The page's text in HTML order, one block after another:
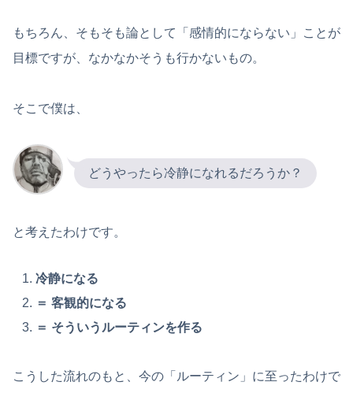
もちろん、そもそも論として「感情的にならない」ことが
目標ですが、なかなかそうも行かないもの。
そこで僕は、
どうやったら冷静になれるだろうか？
と考えたわけです。
冷静になる
＝ 客観的になる
＝ そういうルーティンを作る
こうした流れのもと、今の「ルーティン」に至ったわけで